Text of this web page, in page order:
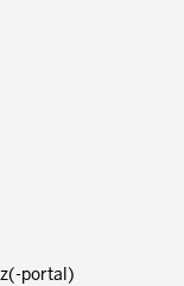
portal)